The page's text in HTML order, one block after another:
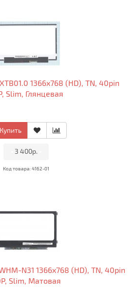
1366x768 (HD), TN, 40pin
Slim, Глянцевая
Купить
3 400р.
Код товара: 4162-01
N31 1366x768 (HD), TN, 40pin
Slim, Матовая